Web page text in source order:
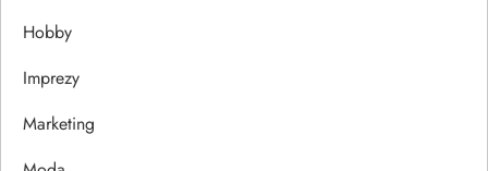
a
w
p
Hobby
Imprezy
Marketing